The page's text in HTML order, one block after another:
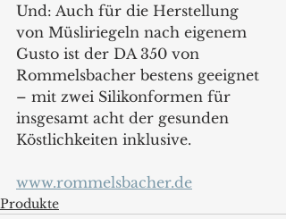
Und: Auch für die Herstellung
von Müsliriegeln nach eigenem
Gusto ist der DA 350 von
Rommelsbacher bestens geeignet
– mit zwei Silikonformen für
insgesamt acht der gesunden
Köstlichkeiten inklusive.
www.rommelsbacher.de
Produkte